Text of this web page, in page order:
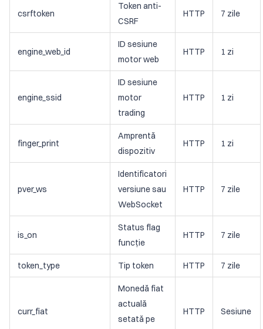
csrftoken
Token anti-
CSRF
HTTP 7 zile
engine_web_id
ID sesiune
motor web
HTTP 1 zi
engine_ssid
ID sesiune
motor
trading
HTTP 1 zi
finger_print
Amprentă
dispozitiv
HTTP 1 zi
pver_ws
Identificatori
versiune sau
WebSocket
HTTP 7 zile
is_on
Status flag
funcție
HTTP 7 zile
token_type Tip token HTTP 7 zile
curr_fiat
Monedă fiat
actuală
setată pe
HTTP Sesiune